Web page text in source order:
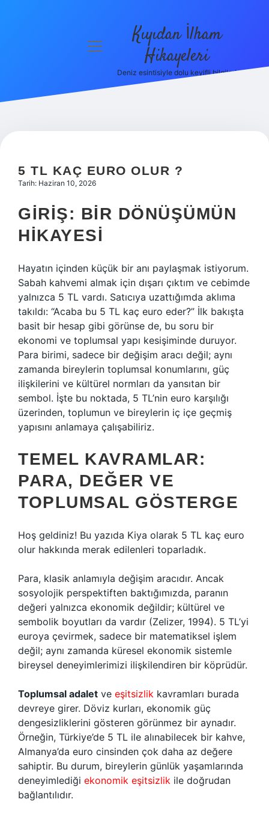
Hakkımızda
menüyü
Kıyıdan İlham
Hikayeleri
Deniz esintisiyle dolu keyifli bilgiler!
5 TL KAÇ EURO OLUR ?
Tarih: Haziran 10, 2026
GIRIŞ: BIR DÖNÜŞÜMÜN
HIKAYESI
Hayatın içinden küçük bir anı paylaşmak istiyorum.
Sabah kahvemi almak için dışarı çıktım ve cebimde
yalnızca 5 TL vardı. Satıcıya uzattığımda aklıma
takıldı: “Acaba bu 5 TL kaç euro eder?” İlk bakışta
basit bir hesap gibi görünse de, bu soru bir
ekonomi ve toplumsal yapı kesişiminde duruyor.
Para birimi, sadece bir değişim aracı değil; aynı
zamanda bireylerin toplumsal konumlarını, güç
ilişkilerini ve kültürel normları da yansıtan bir
sembol. İşte bu noktada, 5 TL’nin euro karşılığı
üzerinden, toplumun ve bireylerin iç içe geçmiş
yapısını anlamaya çalışabiliriz.
TEMEL KAVRAMLAR:
PARA, DEĞER VE
TOPLUMSAL GÖSTERGE
Hoş geldiniz! Bu yazıda Kiya olarak 5 TL kaç euro
olur hakkında merak edilenleri toparladık.
Para, klasik anlamıyla değişim aracıdır. Ancak
sosyolojik perspektiften baktığımızda, paranın
değeri yalnızca ekonomik değildir; kültürel ve
sembolik boyutları da vardır (Zelizer, 1994). 5 TL’yi
euroya çevirmek, sadece bir matematiksel işlem
değil; aynı zamanda küresel ekonomik sistemle
bireysel deneyimlerimizi ilişkilendiren bir köprüdür.
Toplumsal adalet ve eşitsizlik kavramları burada
devreye girer. Döviz kurları, ekonomik güç
dengesizliklerini gösteren görünmez bir aynadır.
Örneğin, Türkiye’de 5 TL ile alınabilecek bir kahve,
Almanya’da euro cinsinden çok daha az değere
sahiptir. Bu durum, bireylerin günlük yaşamlarında
deneyimlediği ekonomik eşitsizlik ile doğrudan
bağlantılıdır.